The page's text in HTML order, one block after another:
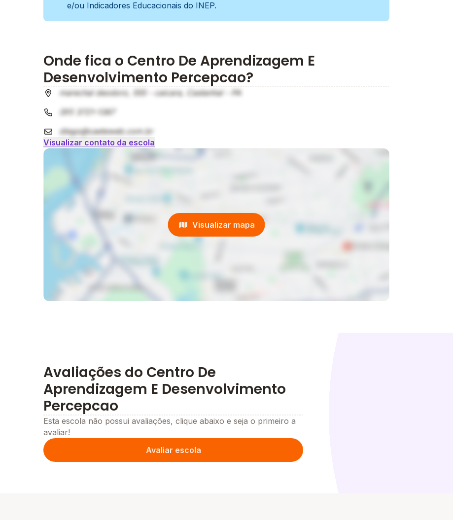
e/ou Indicadores Educacionais do INEP.
Onde fica o Centro De Aprendizagem E
Desenvolvimento Percepcao?
marechal deodoro, 555 - caicara, Castanhal - PA
(91) 3721-1387
diego@caeteweb.com.br
Visualizar contato da escola
Visualizar mapa
Avaliações do Centro De
Aprendizagem E Desenvolvimento
Percepcao
Esta escola não possui avaliações, clique abaixo e seja o primeiro a
avaliar!
Avaliar escola